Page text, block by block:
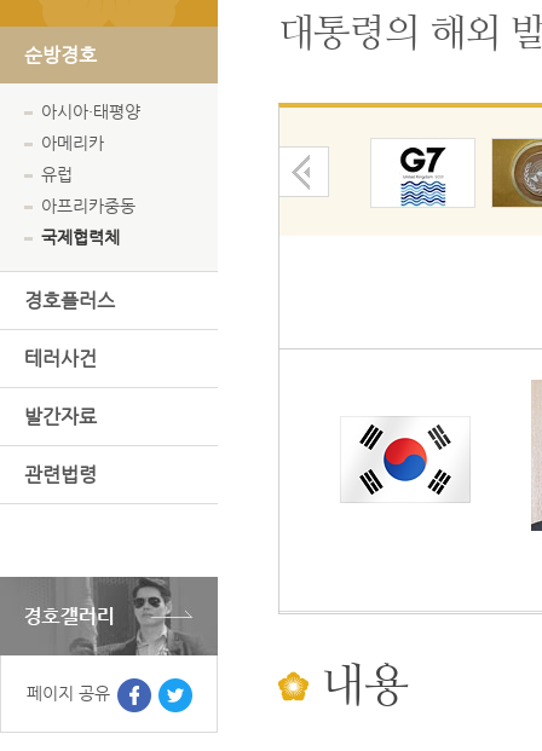
순방경호
아시아·태평양
아메리카
유럽
아프리카중동
국제협력체
경호플러스
테러사건
발간자료
관련법령
페이지 공유
대통령의 해외
내용